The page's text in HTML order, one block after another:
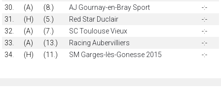
30.
(A) (8.) AJ Gournay-en-Bray Sport
-:-
31.
(H) (5.) Red Star Duclair
-:-
32.
(A) (7.) SC Toulouse Vieux
-:-
33.
(A) (13.) Racing Aubervilliers
-:-
34.
(H) (11.) SM Garges-lès-Gonesse 2015 -:-